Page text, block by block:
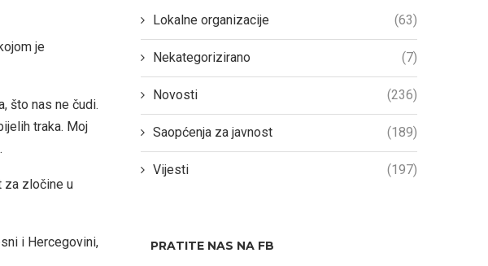
je
što nas ne čudi.
traka. Moj
za zločine u
i Hercegovini,
Lokalne organizacije (63)
Nekategorizirano (7)
Novosti (236)
Saopćenja za javnost (189)
Vijesti (197)
PRATITE NAS NA FB